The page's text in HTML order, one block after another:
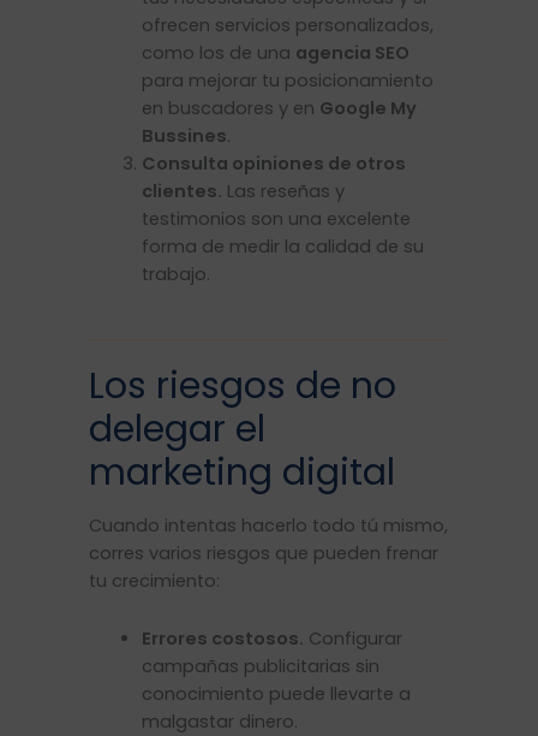
ofrecen servicios personalizados,
como los de una agencia SEO
para mejorar tu posicionamiento
en buscadores y en Google My
Bussines.
Consulta opiniones de otros
clientes. Las reseñas y
testimonios son una excelente
forma de medir la calidad de su
trabajo.
Los riesgos de no
delegar el
marketing digital
Cuando intentas hacerlo todo tú mismo,
corres varios riesgos que pueden frenar
tu crecimiento:
Errores costosos. Configurar
campañas publicitarias sin
conocimiento puede llevarte a
malgastar dinero.